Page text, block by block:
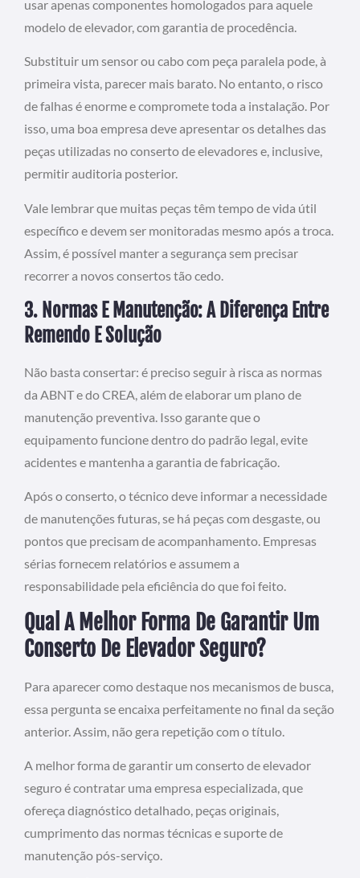
usar apenas componentes homologados para aquele
modelo de elevador, com garantia de procedência.
Substituir um sensor ou cabo com peça paralela pode, à
primeira vista, parecer mais barato. No entanto, o risco
de falhas é enorme e compromete toda a instalação. Por
isso, uma boa empresa deve apresentar os detalhes das
peças utilizadas no conserto de elevadores e, inclusive,
permitir auditoria posterior.
Vale lembrar que muitas peças têm tempo de vida útil
específico e devem ser monitoradas mesmo após a troca.
Assim, é possível manter a segurança sem precisar
recorrer a novos consertos tão cedo.
3. Normas E Manutenção: A Diferença Entre
Remendo E Solução
Não basta consertar: é preciso seguir à risca as normas
da ABNT e do CREA, além de elaborar um plano de
manutenção preventiva. Isso garante que o
equipamento funcione dentro do padrão legal, evite
acidentes e mantenha a garantia de fabricação.
Após o conserto, o técnico deve informar a necessidade
de manutenções futuras, se há peças com desgaste, ou
pontos que precisam de acompanhamento. Empresas
sérias fornecem relatórios e assumem a
responsabilidade pela eficiência do que foi feito.
Qual A Melhor Forma De Garantir Um
Conserto De Elevador Seguro?
Para aparecer como destaque nos mecanismos de busca,
essa pergunta se encaixa perfeitamente no final da seção
anterior. Assim, não gera repetição com o título.
A melhor forma de garantir um conserto de elevador
seguro é contratar uma empresa especializada, que
ofereça diagnóstico detalhado, peças originais,
cumprimento das normas técnicas e suporte de
manutenção pós-serviço.